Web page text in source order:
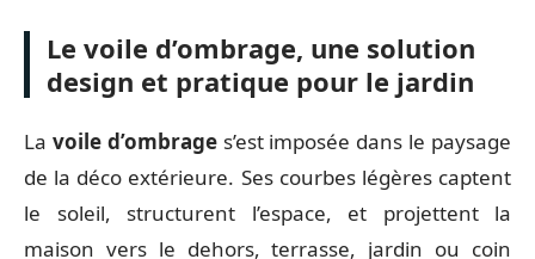
Le voile d’ombrage, une solution
design et pratique pour le jardin
La voile d’ombrages’est imposée dans le paysage
de la déco extérieure. Ses courbes légères captent
le soleil, structurent l’espace, et projettent la
maison vers le dehors, terrasse, jardin ou coin